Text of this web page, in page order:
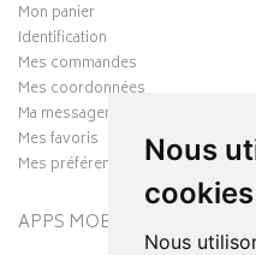
Nous
cookies
Nous
Mon panier
Identification
Mes commandes
Mes coordonnées
Ma messagerie
Mes favoris
Mes préférences Cookies
APPS MOBILES